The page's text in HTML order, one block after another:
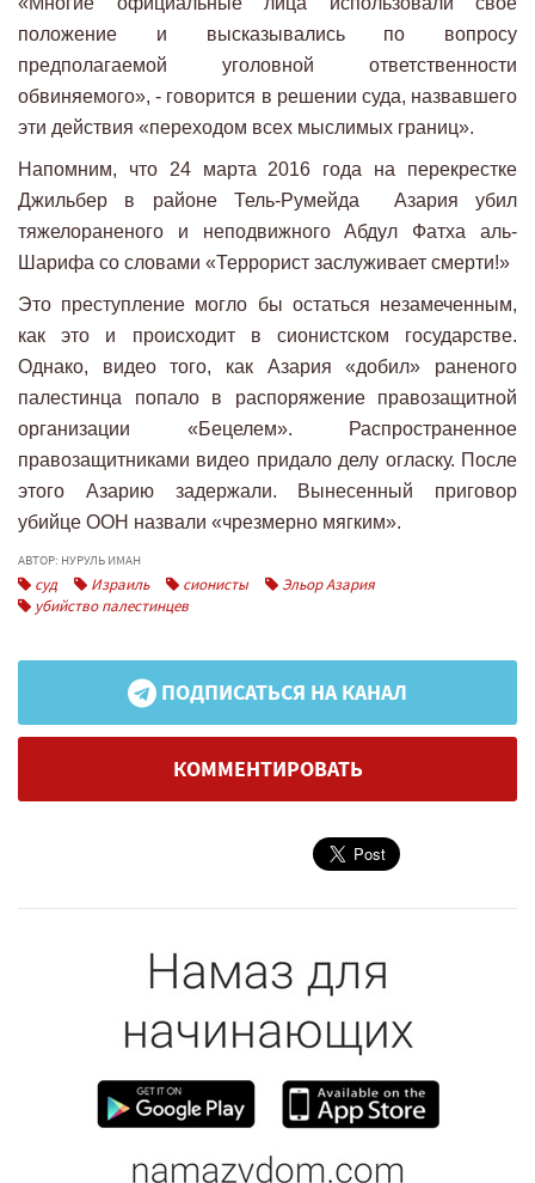
положение и высказывались по вопросу
предполагаемой уголовной ответственности
обвиняемого», - говорится в решении суда, назвавшего
эти действия «переходом всех мыслимых границ».
Напомним, что 24 марта 2016 года на перекрестке
Джильбер в районе Тель-Румейда Азария убил
тяжелораненого и неподвижного Абдул Фатха аль-
Шарифа со словами «Террорист заслуживает смерти!»
Это преступление могло бы остаться незамеченным,
как это и происходит в сионистском государстве.
Однако, видео того, как Азария «добил» раненого
палестинца попало в распоряжение правозащитной
организации «Бецелем». Распространенное
правозащитниками видео придало делу огласку. После
этого Азарию задержали. Вынесенный приговор
убийце ООН назвали «чрезмерно мягким».
АВТОР: НУРУЛЬ ИМАН
суд Израиль сионисты
Эльор Азария
убийство палестинцев
ПОДПИСАТЬСЯ НА КАНАЛ
КОММЕНТИРОВАТЬ